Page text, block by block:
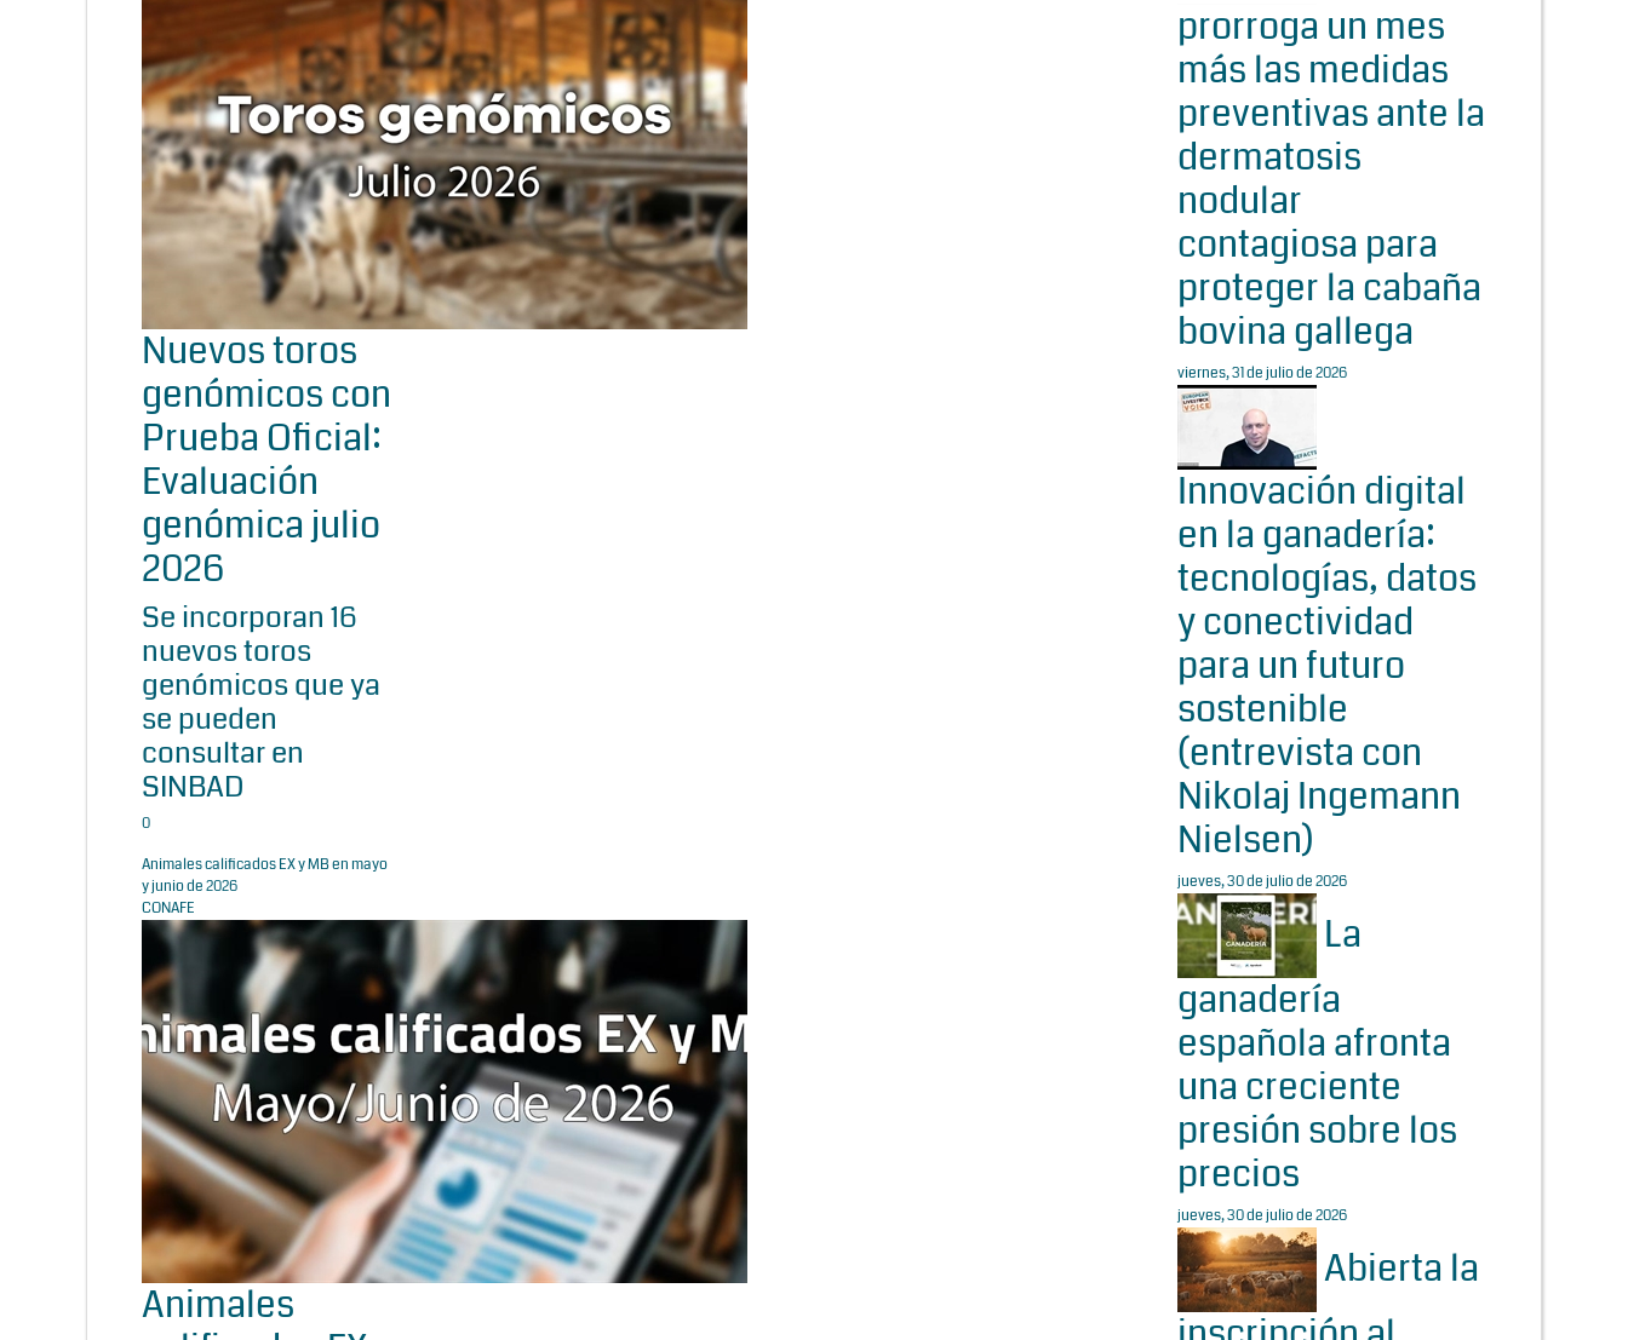
Nuevos toros
genómicos con
Prueba Oficial:
Evaluación
genómica julio
2026
Se incorporan 16
nuevos toros
genómicos que ya
se pueden
consultar en
SINBAD
0
Animales calificados EX y MB en mayo
y junio de 2026
CONAFE
Animales
prorroga un mes
más las medidas
preventivas ante la
dermatosis
nodular
contagiosa para
proteger la cabaña
bovina gallega
viernes, 31 de julio de 2026
Innovación digital
en la ganadería:
tecnologías, datos
y conectividad
para un futuro
sostenible
(entrevista con
Nikolaj Ingemann
Nielsen)
jueves, 30 de julio de 2026
La
ganadería
española afronta
una creciente
presión sobre los
precios
jueves, 30 de julio de 2026
Abierta la